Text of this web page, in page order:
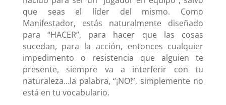
que seas el líder del mismo. Como
Manifestador, estás naturalmente diseñado
para “HACER”, para hacer que las cosas
sucedan, para la acción, entonces cualquier
impedimento o resistencia que alguien te
presente, siempre va a interferir con tu
naturaleza…la palabra, “¡NO!”, simplemente no
está en tu vocabulario.